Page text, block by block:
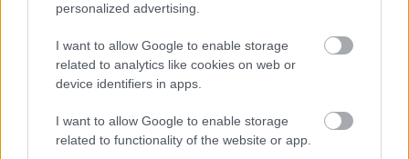
personalized advertising.
I want to allow Google to enable storage
related to analytics like cookies on web or
device identifiers in apps.
I want to allow Google to enable storage
related to functionality of the website or app.
Átszervezi működését az osztrák óriáscég, Szolnok is érintett
Tragédiába torkollott a segítségnyújtás elmulasztása, három
kisújszállási lakos ellen emeltek vádat
Hatalmas lángok csaptak fel Szolnokon
Vízitraffipax a Tisza-tavon: mostantól senki sem úszhatja meg